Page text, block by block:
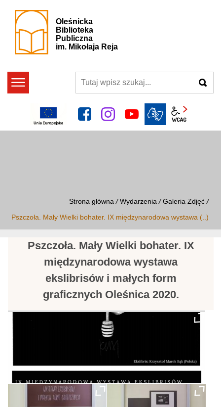
Oleśnicka
Biblioteka
Publiczna
im. Mikołaja Reja
szukaj
facebookinstagramYouTube
Strona główna / Wydarzenia / Galeria Zdjęć /
Pszczoła. Mały Wielki bohater. IX międzynarodowa wystawa (..)
Pszczoła. Mały Wielki bohater. IX
międzynarodowa wystawa
ekslibrisów i małych form
graficznych Oleśnica 2020.